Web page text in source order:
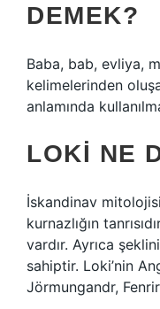
DEMEK?
Baba, bab, evliya,
kelimelerinden
anlamında
LOKI NE
İskandinav
kurnazlığın
vardır. Ayrıca
sahiptir. Loki’nin
Jörmungandr,